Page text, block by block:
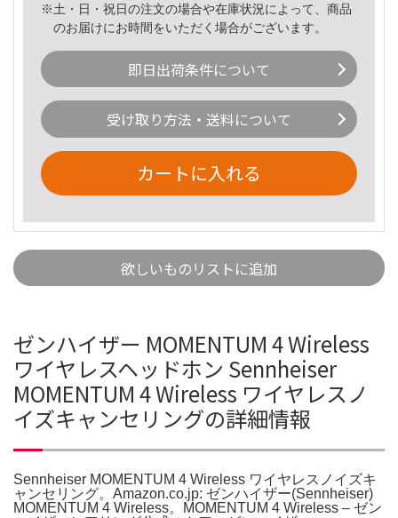
※土・日・祝日の注文の場合や在庫状況によって、商品
のお届けにお時間をいただく場合がございます。
即日出荷条件について
受け取り方法・送料について
カートに入れる
欲しいものリストに追加
ゼンハイザー MOMENTUM 4 Wireless
ワイヤレスヘッドホン Sennheiser
MOMENTUM 4 Wireless ワイヤレスノ
イズキャンセリングの詳細情報
Sennheiser MOMENTUM 4 Wireless ワイヤレスノイズキ
ャンセリング。Amazon.co.jp: ゼンハイザー(Sennheiser)
MOMENTUM 4 Wireless。MOMENTUM 4 Wireless – ゼン